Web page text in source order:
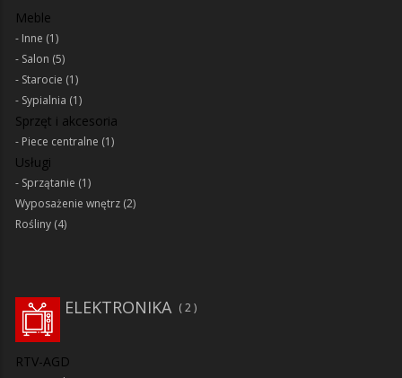
Meble
Inne (1)
Salon (5)
Starocie (1)
Sypialnia (1)
Sprzęt i akcesoria
Piece centralne (1)
Usługi
Sprzątanie (1)
Wyposażenie wnętrz (2)
Rośliny (4)
2
ELEKTRONIKA
RTV-AGD